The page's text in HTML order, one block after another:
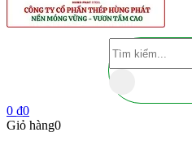
0 ₫0
Giỏ hàng0